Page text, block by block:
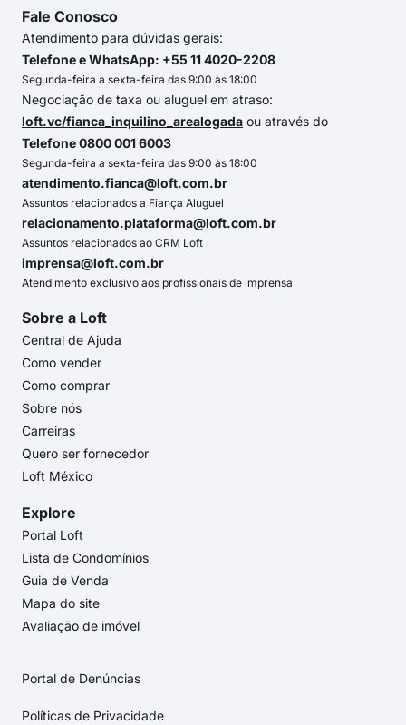
Fale Conosco
Atendimento para dúvidas gerais:
Telefone e WhatsApp: +55 11 4020-2208
Segunda-feira a sexta-feira das 9:00 às 18:00
Negociação de taxa ou aluguel em atraso:
loft.vc/fianca_inquilino_arealogada ou através do
Telefone 0800 001 6003
Segunda-feira a sexta-feira das 9:00 às 18:00
atendimento.fianca@loft.com.br
Assuntos relacionados a Fiança Aluguel
relacionamento.plataforma@loft.com.br
Assuntos relacionados ao CRM Loft
imprensa@loft.com.br
Atendimento exclusivo aos profissionais de imprensa
Sobre a Loft
Central de Ajuda
Como vender
Como comprar
Sobre nós
Carreiras
Quero ser fornecedor
Loft México
Explore
Portal Loft
Lista de Condomínios
Guia de Venda
Mapa do site
Avaliação de imóvel
Portal de Denúncias
Políticas de Privacidade